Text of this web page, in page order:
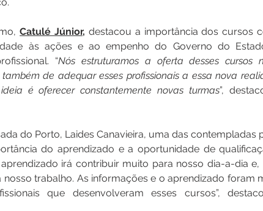
Catulé Júnior, destacou a importância dos cursos
às ações e ao empenho do Governo do
“Nós estruturamos a oferta desses cursos
de adequar esses profissionais a essa nova
é oferecer constantemente novas turmas”,
do Porto, Laides Canavieira, uma das contempladas
do aprendizado e a oportunidade de
aprendizado irá contribuir muito para nosso dia-a-dia e,
trabalho. As informações e o aprendizado foram
que desenvolveram esses cursos”,